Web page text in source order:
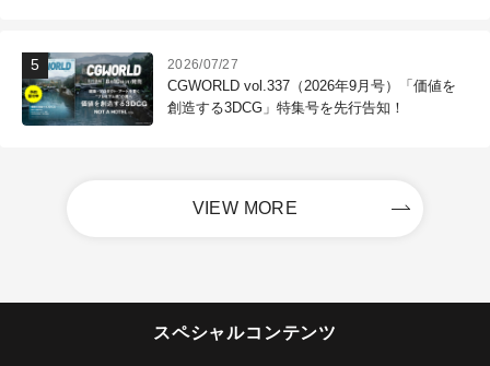
2026/07/27
CGWORLD vol.337（2026年9月号）「価値を
創造する3DCG」特集号を先行告知！
VIEW MORE
スペシャルコンテンツ